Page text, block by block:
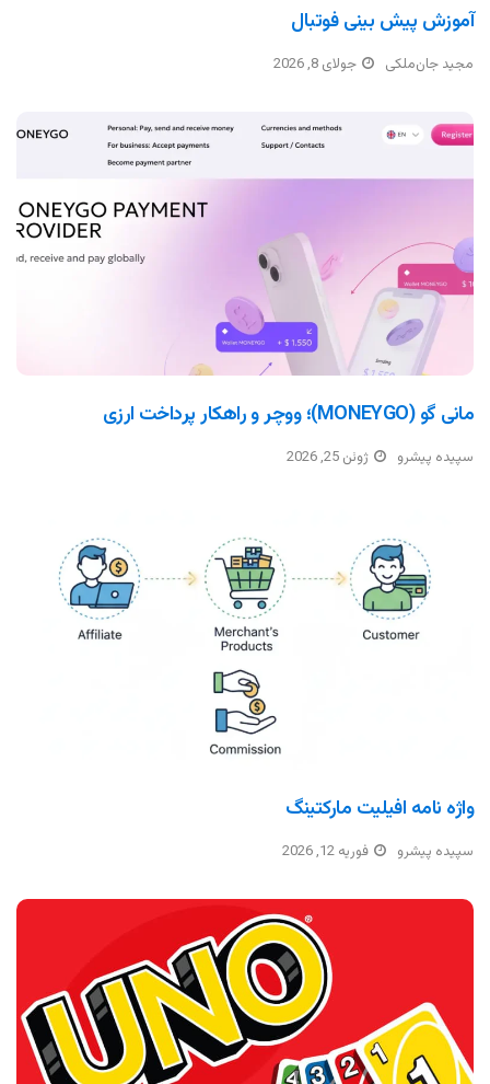
آموزش پیش بینی فوتبال
مجید جان‌ملکی جولای 8, 2026
مانی گو (MONEYGO)؛ ووچر و راهکار پرداخت ارزی
سپیده پیشرو ژوئن 25, 2026
واژه نامه افیلیت مارکتینگ
سپیده پیشرو فوریه 12, 2026